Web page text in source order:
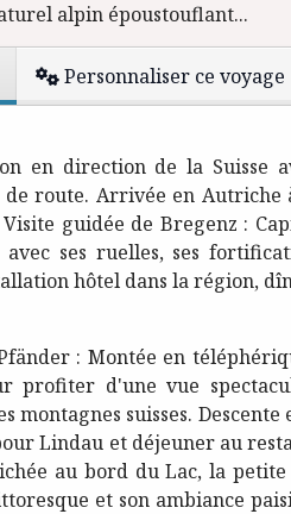
alpin époustouflant...
Personnaliser ce voyage
en direction de la Suisse
route. Arrivée en Autriche
Visite guidée de Bregenz :
ses ruelles, ses
hôtel dans la région,
: Montée en
profiter d'une vue
montagnes suisses.
Lindau et déjeuner au
au bord du Lac, la
et son ambiance